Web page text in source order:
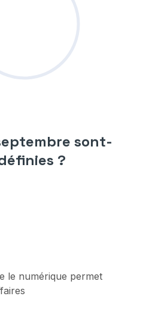
sont-
?
le numérique permet